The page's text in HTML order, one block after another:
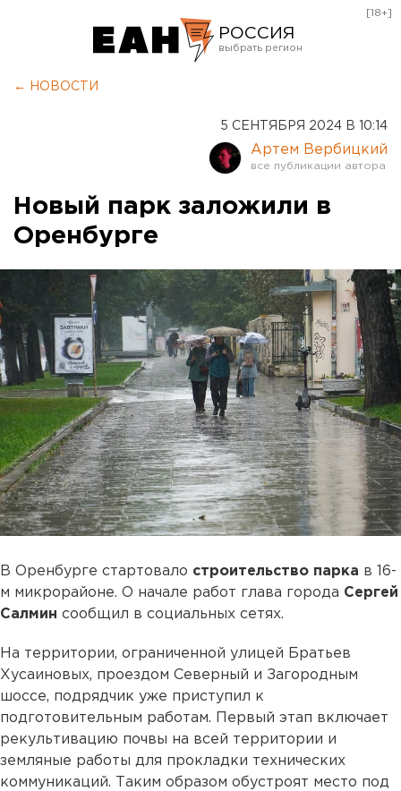
РОССИЯ
Курган
Оренбург
[18+]
← НОВОСТИ
5 СЕНТЯБРЯ 2024 В 10:14
Артем Вербицкий
Новый парк заложили в
Оренбурге
В Оренбурге стартовало строительство парка в 16-
м микрорайоне. О начале работ глава города Сергей
Салмин сообщил в социальных сетях.
На территории, ограниченной улицей Братьев
Хусаиновых, проездом Северный и Загородным
шоссе, подрядчик уже приступил к
подготовительным работам. Первый этап включает
рекультивацию почвы на всей территории и
земляные работы для прокладки технических
коммуникаций. Таким образом обустроят место под